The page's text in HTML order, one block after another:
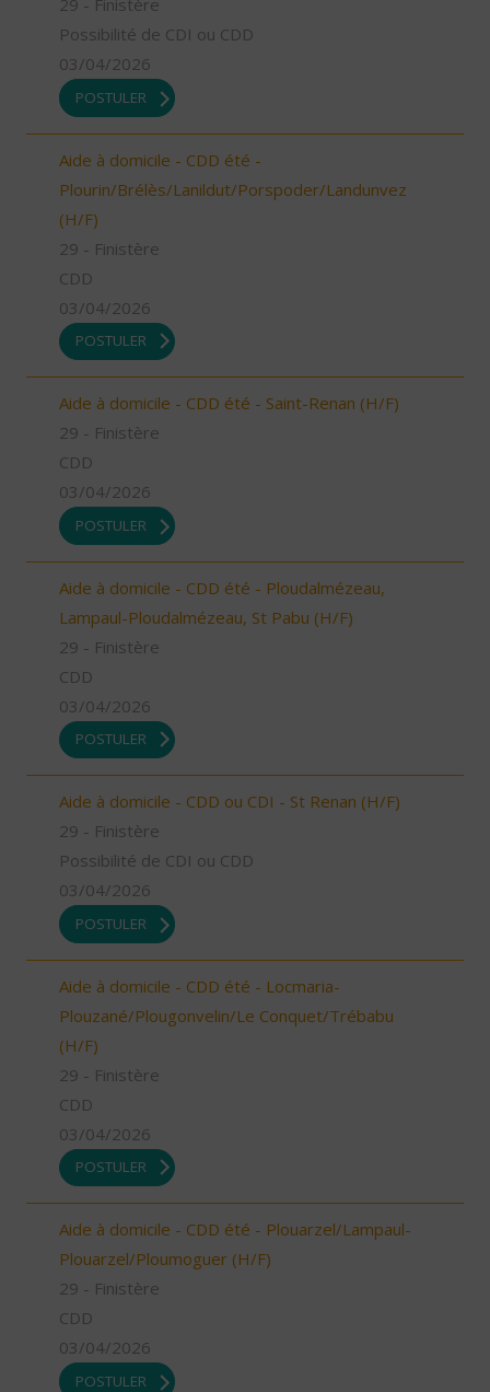
29 - Finistère
Possibilité de CDI ou CDD
03/04/2026
POSTULER
Aide à domicile - CDD été -
Plourin/Brélès/Lanildut/Porspoder/Landunvez
(H/F)
29 - Finistère
CDD
03/04/2026
POSTULER
Aide à domicile - CDD été - Saint-Renan (H/F)
29 - Finistère
CDD
03/04/2026
POSTULER
Aide à domicile - CDD été - Ploudalmézeau,
Lampaul-Ploudalmézeau, St Pabu (H/F)
29 - Finistère
CDD
03/04/2026
POSTULER
Aide à domicile - CDD ou CDI - St Renan (H/F)
29 - Finistère
Possibilité de CDI ou CDD
03/04/2026
POSTULER
Aide à domicile - CDD été - Locmaria-
Plouzané/Plougonvelin/Le Conquet/Trébabu
(H/F)
29 - Finistère
CDD
03/04/2026
POSTULER
Aide à domicile - CDD été - Plouarzel/Lampaul-
Plouarzel/Ploumoguer (H/F)
29 - Finistère
CDD
03/04/2026
POSTULER